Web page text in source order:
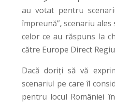
au votat pentru
împreună”, scenariu
celor ce au răspuns la
către Europe Direct
Dacă doriți să vă
scenariul pe care îl
pentru locul României